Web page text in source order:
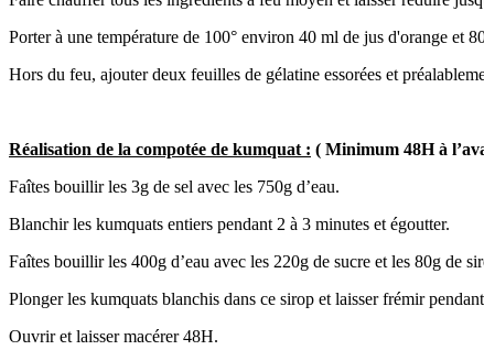
Porter à une température de 100° environ 40 ml de jus d'orange et
Hors du feu, ajouter deux feuilles de gélatine essorées et
Réalisation de la compotée de kumquat : ( Minimum 48H à
Faîtes bouillir les 3g de sel avec les 750g d’eau.
Blanchir les kumquats entiers pendant 2 à 3 minutes et égoutter.
Faîtes bouillir les 400g d’eau avec les 220g de sucre et les 80g de
Plonger les kumquats blanchis dans ce sirop et laisser frémir
Ouvrir et laisser macérer 48H.